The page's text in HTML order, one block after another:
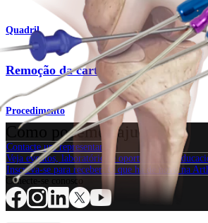
Quadril
Remoção da cartilagem
Procedimento
Como podemos ajudar?
Contacte um representante
Veja eventos, laboratórios e oportunidades
Inscreva-se para receber: O que há de novo na
Conecte-se conosco